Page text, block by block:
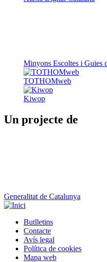
Un projecte de
Avís legal
Política de cookies
Mapa web
Declaració d'accessibilitat